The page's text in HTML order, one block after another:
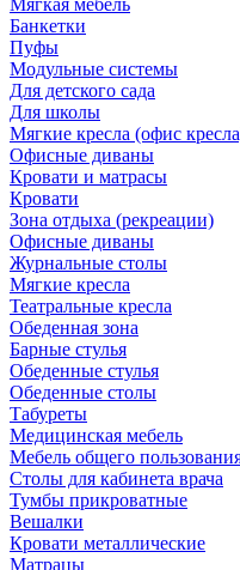
Мягкая мебель
Банкетки
Пуфы
Модульные системы
Для детского сада
Для школы
Мягкие кресла (офис
Офисные диваны
Кровати и матрасы
Кровати
Зона отдыха (рекреации)
Офисные диваны
Журнальные столы
Мягкие кресла
Театральные кресла
Обеденная зона
Барные стулья
Обеденные стулья
Обеденные столы
Табуреты
Медицинская мебель
Мебель общего
Столы для кабинета врача
Тумбы прикроватные
Вешалки
Кровати металлические
Матрацы